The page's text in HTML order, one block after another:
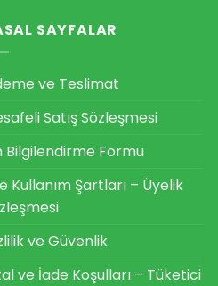
SAYFALAR
ve Teslimat
Satış Sözleşmesi
Bilgilendirme Formu
Kullanım Şartları – Üyelik
ve Güvenlik
ve İade Koşulları – Tüketici